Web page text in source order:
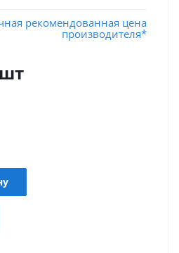
рекомендованная цена
производителя*